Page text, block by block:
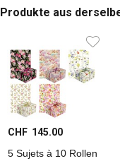
Produkte aus
CHF 145.00
5 Sujets à 10 Rollen